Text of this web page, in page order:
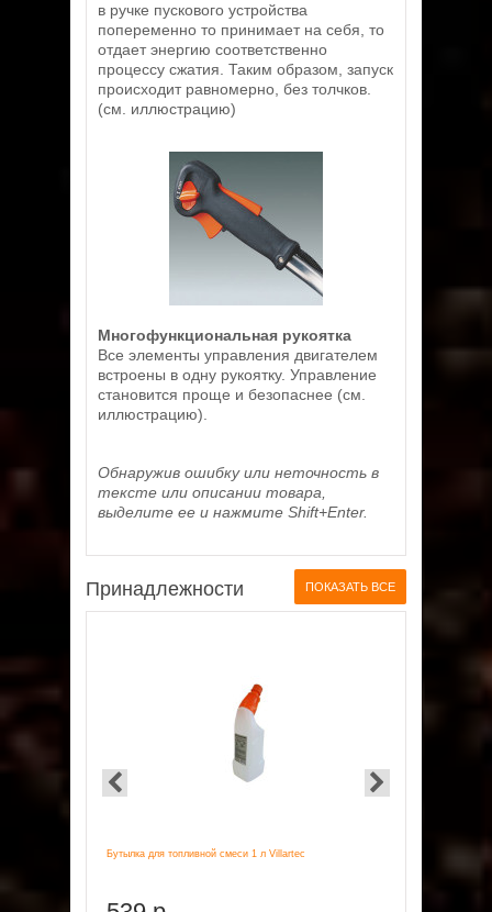
в ручке пускового устройства
попеременно то принимает на себя, то
отдает энергию соответственно
процессу сжатия. Таким образом, запуск
происходит равномерно, без толчков.
(см. иллюстрацию)
Многофункциональная рукоятка
Все элементы управления двигателем
встроены в одну рукоятку. Управление
становится проще и безопаснее (см.
иллюстрацию).
Обнаружив ошибку или неточность в
тексте или описании товара,
выделите ее и нажмите Shift+Enter.
Принадлежности ПОКАЗАТЬ ВСЕ
Бутылка для топливной смеси 1 л Villartec